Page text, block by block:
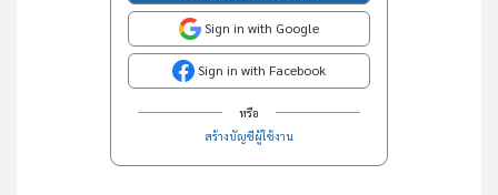
Sign in with Google
Sign in with Facebook
หรือ
สร้างบัญชีผู้ใช้งาน